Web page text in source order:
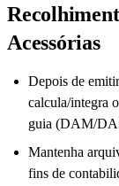
Acessórias
Depois de
calcula/integra
guia (DAM/
Mantenha
fins de